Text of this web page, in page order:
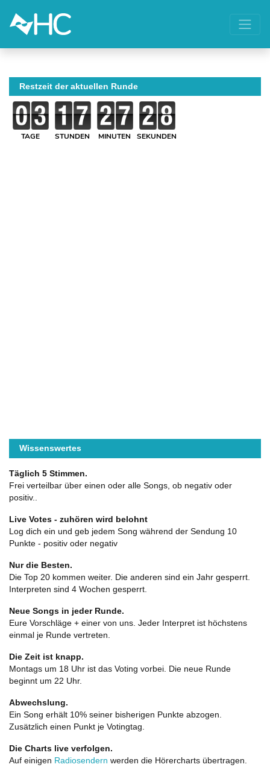
Restzeit der aktuellen Runde
TAGE STUNDEN MINUTEN SEKUNDEN
Wissenswertes
Täglich 5 Stimmen.
Frei verteilbar über einen oder alle Songs, ob negativ oder
positiv..
Live Votes - zuhören wird belohnt
Log dich ein und geb jedem Song während der Sendung 10
Punkte - positiv oder negativ
Nur die Besten.
Die Top 20 kommen weiter. Die anderen sind ein Jahr gesperrt.
Interpreten sind 4 Wochen gesperrt.
Neue Songs in jeder Runde.
Eure Vorschläge + einer von uns. Jeder Interpret ist höchstens
einmal je Runde vertreten.
Die Zeit ist knapp.
Montags um 18 Uhr ist das Voting vorbei. Die neue Runde
beginnt um 22 Uhr.
Abwechslung.
Ein Song erhält 10% seiner bisherigen Punkte abzogen.
Zusätzlich einen Punkt je Votingtag.
Die Charts live verfolgen.
Auf einigen Radiosendern werden die Hörercharts übertragen.